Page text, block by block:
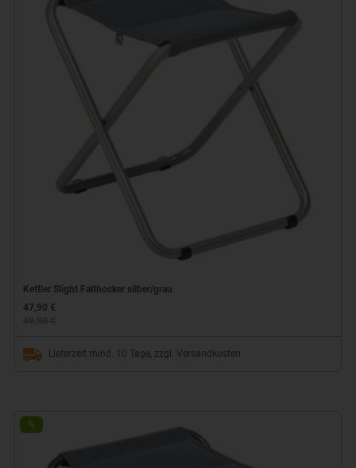
Kettler Slight Falthocker silber/grau
47,90 €
Lieferzeit mind. 10 Tage, zzgl. Versandkosten
%